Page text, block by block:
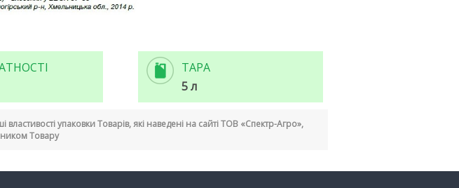
ТАРА
5 л
властивості упаковки Товарів, які наведені на сайті ТОВ «Спектр-Агро»,
Товару